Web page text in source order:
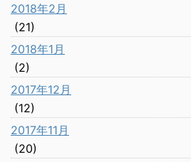
2018年2月
(21)
2018年1月
(2)
2017年12月
(12)
2017年11月
(20)